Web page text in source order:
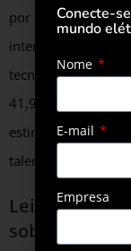
por isso “a SolaX
internos que
tecnológicos, o
41,96% nas
estimulando
talentos de P&D”,
Leia também
sobre
Conecte-
mundo
Nome
E-mail
Empresa